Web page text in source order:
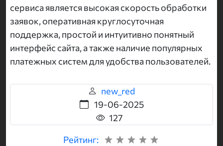
сервиса является высокая скорость обработки
заявок, оперативная круглосуточная
поддержка, простой и интуитивно понятный
интерфейс сайта, а также наличие популярных
платежных систем для удобства пользователей.
new_red
19-06-2025
127
Рейтинг: